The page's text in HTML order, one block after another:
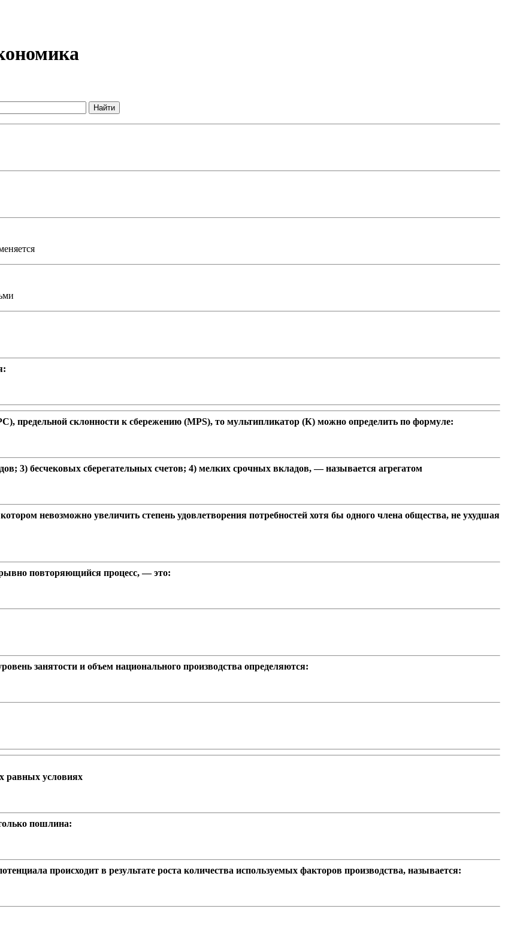
предельной склонности к сбережению (МРS), то мультипликатор (К) можно определить по формуле:
3) бесчековых сберегательных счетов; 4) мелких срочных вкладов, — называется агрегатом
невозможно увеличить степень удовлетворения потребностей хотя бы одного члена общества, не ухудшая
повторяющийся процесс, — это:
занятости и объем национального производства определяются:
равных условиях
пошлина:
происходит в результате роста количества используемых факторов производства, называется: